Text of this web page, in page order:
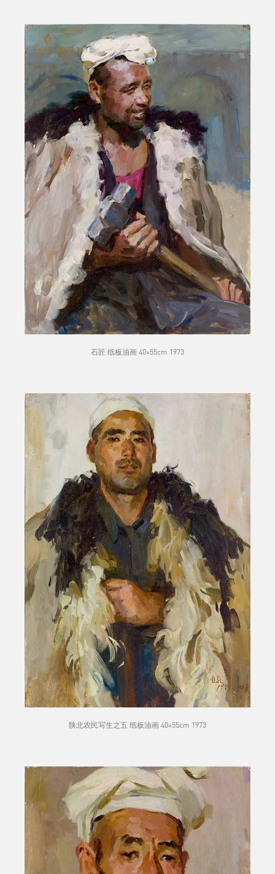
石匠 纸板油画 40×55cm 1973
陕北农民写生之五 纸板油画 40×55cm 1973